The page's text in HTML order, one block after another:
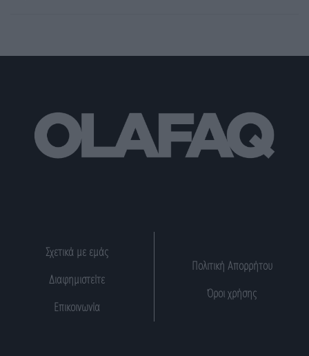
Σχετικά με εμάς
Διαφημιστείτε
Επικοινωνία
Πολιτική Απορρήτου
Όροι χρήσης